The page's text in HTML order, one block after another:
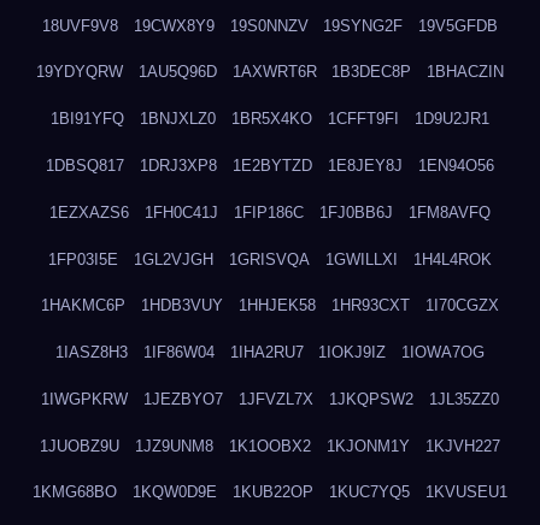
18UVF9V8 19CWX8Y9 19S0NNZV 19SYNG2F 19V5GFDB
19YDYQRW 1AU5Q96D 1AXWRT6R 1B3DEC8P 1BHACZIN
1BI91YFQ 1BNJXLZ0 1BR5X4KO 1CFFT9FI 1D9U2JR1
1DBSQ817 1DRJ3XP8 1E2BYTZD 1E8JEY8J 1EN94O56
1EZXAZS6 1FH0C41J 1FIP186C 1FJ0BB6J 1FM8AVFQ
1FP03I5E 1GL2VJGH 1GRISVQA 1GWILLXI 1H4L4ROK
1HAKMC6P 1HDB3VUY 1HHJEK58 1HR93CXT 1I70CGZX
1IASZ8H3 1IF86W04 1IHA2RU7 1IOKJ9IZ 1IOWA7OG
1IWGPKRW 1JEZBYO7 1JFVZL7X 1JKQPSW2 1JL35ZZ0
1JUOBZ9U 1JZ9UNM8 1K1OOBX2 1KJONM1Y 1KJVH227
1KMG68BO 1KQW0D9E 1KUB22OP 1KUC7YQ5 1KVUSEU1